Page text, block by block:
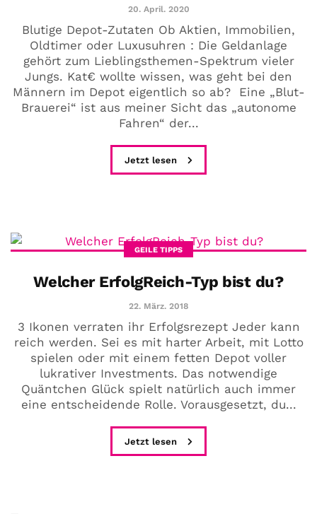
20. April. 2020
Blutige Depot-Zutaten Ob Aktien, Immobilien,
Oldtimer oder Luxusuhren : Die Geldanlage
gehört zum Lieblingsthemen-Spektrum vieler
Jungs. Kat€ wollte wissen, was geht bei den
Männern im Depot eigentlich so ab? Eine „Blut-
Brauerei“ ist aus meiner Sicht das „autonome
Fahren“ der...
Jetzt lesen
GEILE TIPPS
Welcher ErfolgReich-Typ bist du?
22. März. 2018
3 Ikonen verraten ihr Erfolgsrezept Jeder kann
reich werden. Sei es mit harter Arbeit, mit Lotto
spielen oder mit einem fetten Depot voller
lukrativer Investments. Das notwendige
Quäntchen Glück spielt natürlich auch immer
eine entscheidende Rolle. Vorausgesetzt, du...
Jetzt lesen